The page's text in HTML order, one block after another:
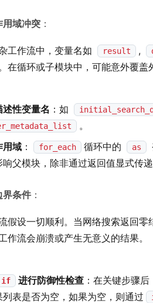
用域冲突 ：
工作流中，变量名如 result ,
在循环或子模块中，可能意外覆盖
述性变量名 ：如
。
用域 ： for_each 循环中的 as
响父模块，除非通过返回值显式传
界条件 ：
假设一切顺利。当网络搜索返回
作流会崩溃或产生无意义的结果。
if 进行防御性检查 ：在关键步骤
列表是否为空，如果为空，则通过